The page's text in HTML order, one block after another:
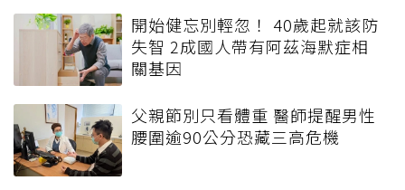
開始健忘別輕忽！ 40歲起就該防
失智 2成國人帶有阿茲海默症相
關基因
父親節別只看體重 醫師提醒男性
腰圍逾90公分恐藏三高危機